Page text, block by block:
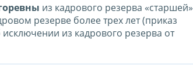
из кадрового резерва «старшей»
резерве более трех лет (приказ
из кадрового резерва от